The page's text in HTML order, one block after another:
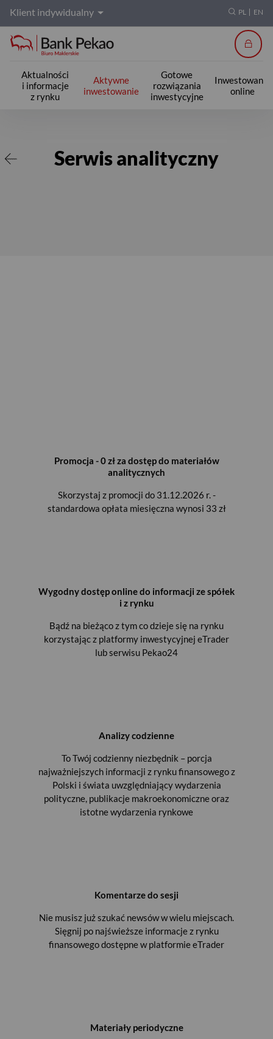
Klient indywidualny PL EN
Aktualności
i informacje
z rynku
Aktywne
inwestowanie
Gotowe
rozwiązania
inwestycyjne
Inwestowanie
online
Serwis analityczny
Promocja - 0 zł za dostęp do materiałów
analitycznych
Skorzystaj z promocji do 31.12.2026 r. -
standardowa opłata miesięczna wynosi 33 zł
Wygodny dostęp online do informacji ze spółek
i z rynku
Bądź na bieżąco z tym co dzieje się na rynku
korzystając z platformy inwestycyjnej eTrader
lub serwisu Pekao24
Analizy codzienne
To Twój codzienny niezbędnik – porcja
najważniejszych informacji z rynku finansowego z
Polski i świata uwzględniający wydarzenia
polityczne, publikacje makroekonomiczne oraz
istotne wydarzenia rynkowe
Komentarze do sesji
Nie musisz już szukać newsów w wielu miejscach.
Sięgnij po najświeższe informacje z rynku
finansowego dostępne w platformie eTrader
Materiały periodyczne